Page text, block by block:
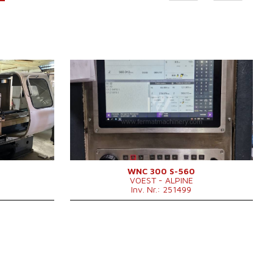
mm
mm
Baujahr:
Kontrollsystem
ja
Steuerung NCT
Drehlänge
500 mm
Drehdurchmesser über Bett
470 mm
Drehdurchmesser über
Support
345 mm
Spindelbohrung
77 mm
Spindeldrehzahl
0 - 3000 /min.
ja
Angetriebene Werkzeuge
ja
Werkzeuganzahl (davon
angetriebene)
WNC 300 S-560
VOEST - ALPINE
Inv. Nr.: 251499